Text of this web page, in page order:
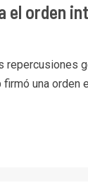
el orden
repercusiones
una orden